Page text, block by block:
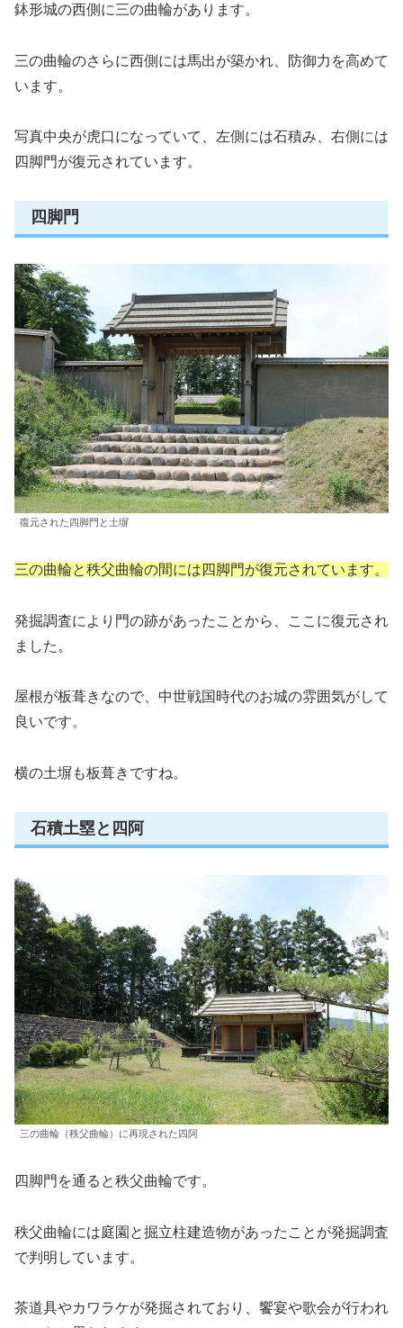
鉢形城の西側に三の曲輪があります。
三の曲輪のさらに西側には馬出が築かれ、防御力を高めて
います。
写真中央が虎口になっていて、左側には石積み、右側には
四脚門が復元されています。
四脚門
復元された四脚門と土塀
三の曲輪と秩父曲輪の間には四脚門が復元されています。
発掘調査により門の跡があったことから、ここに復元され
ました。
屋根が板葺きなので、中世戦国時代のお城の雰囲気がして
良いです。
横の土塀も板葺きですね。
石積土塁と四阿
三の曲輪（秩父曲輪）に再現された四阿
四脚門を通ると秩父曲輪です。
秩父曲輪には庭園と掘立柱建造物があったことが発掘調査
で判明しています。
茶道具やカワラケが発掘されており、饗宴や歌会が行われ